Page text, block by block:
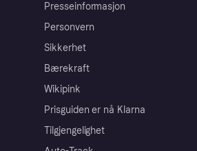
Presseinformasjon
Personvern
Sikkerhet
Bærekraft
Wikipink
Prisguiden er nå Klarna
Tilgjengelighet